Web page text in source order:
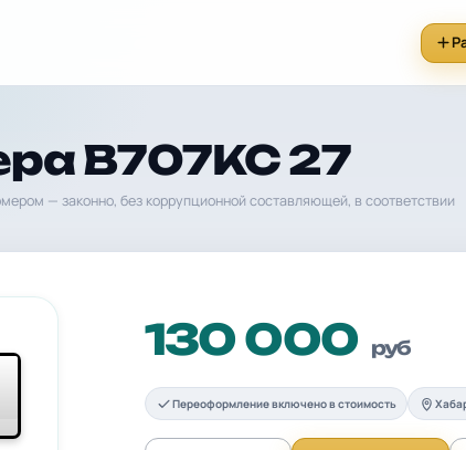
В707КС 27
— законно, без коррупционной составляющей, в соответствии
130 000 руб
Переоформление включено в стоимость